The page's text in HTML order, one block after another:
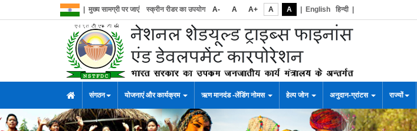
मुख्य सामग्री पर जाएं स्क्रीन रीडर का उपयोग A- A A+ A A English हिन्दी|
संगठन योजनाएं और कार्यक्रम ऋण मानदंड -लेंडिंग नोमस हेल्प जोन अनुदान-ग्रांटस राज्यों